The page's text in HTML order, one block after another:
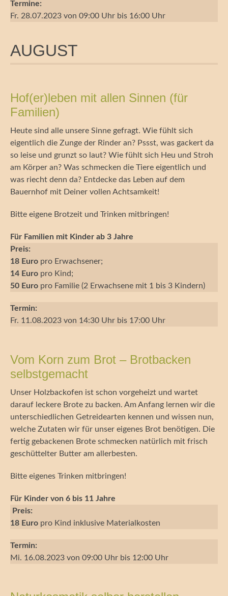
Termine:
Fr. 28.07.2023 von 09:00 Uhr bis 16:00 Uhr
AUGUST
Hof(er)leben mit allen Sinnen (für
Familien)
Heute sind alle unsere Sinne gefragt. Wie fühlt sich
eigentlich die Zunge der Rinder an? Pssst, was gackert da
so leise und grunzt so laut? Wie fühlt sich Heu und Stroh
am Körper an? Was schmecken die Tiere eigentlich und
was riecht denn da? Entdecke das Leben auf dem
Bauernhof mit Deiner vollen Achtsamkeit!
Bitte eigene Brotzeit und Trinken mitbringen!
Für Familien mit Kinder ab 3 Jahre
Preis:
18 Euro pro Erwachsener;
14 Euro pro Kind;
50 Euro pro Familie (2 Erwachsene mit 1 bis 3 Kindern)
Termin:
Fr. 11.08.2023 von 14:30 Uhr bis 17:00 Uhr
Vom Korn zum Brot – Brotbacken
selbstgemacht
Unser Holzbackofen ist schon vorgeheizt und wartet
darauf leckere Brote zu backen. Am Anfang lernen wir die
unterschiedlichen Getreidearten kennen und wissen nun,
welche Zutaten wir für unser eigenes Brot benötigen. Die
fertig gebackenen Brote schmecken natürlich mit frisch
geschüttelter Butter am allerbesten.
Bitte eigenes Trinken mitbringen!
Für Kinder von 6 bis 11 Jahre
Preis:
18 Euro pro Kind inklusive Materialkosten
Termin:
Mi. 16.08.2023 von 09:00 Uhr bis 12:00 Uhr